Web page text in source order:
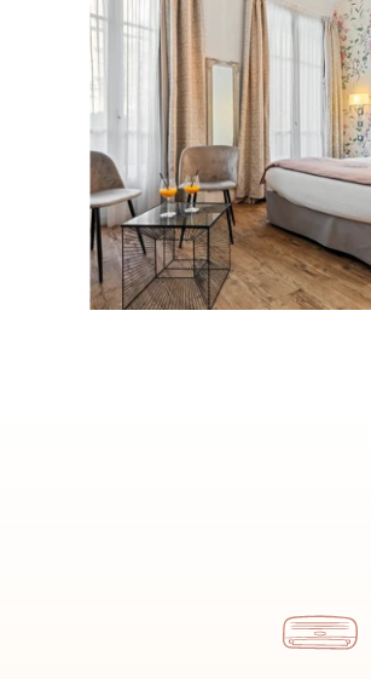
NOS
BOCCA